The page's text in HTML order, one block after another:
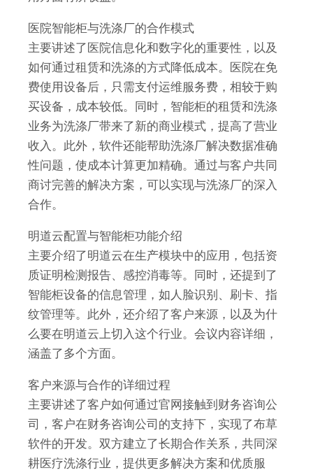
医院智能柜与洗涤厂的合作模式
主要讲述了医院信息化和数字化的重要性，以及
如何通过租赁和洗涤的方式降低成本。医院在免
费使用设备后，只需支付运维服务费，相较于购
买设备，成本较低。同时，智能柜的租赁和洗涤
业务为洗涤厂带来了新的商业模式，提高了营业
收入。此外，软件还能帮助洗涤厂解决数据准确
性问题，使成本计算更加精确。通过与客户共同
商讨完善的解决方案，可以实现与洗涤厂的深入
合作。
明道云配置与智能柜功能介绍
主要介绍了明道云在生产模块中的应用，包括资
质证明检测报告、感控消毒等。同时，还提到了
智能柜设备的信息管理，如人脸识别、刷卡、指
纹管理等。此外，还介绍了客户来源，以及为什
么要在明道云上切入这个行业。会议内容详细，
涵盖了多个方面。
客户来源与合作的详细过程
主要讲述了客户如何通过官网接触到财务咨询公
司，客户在财务咨询公司的支持下，实现了布草
软件的开发。双方建立了长期合作关系，共同深
耕医疗洗涤行业，提供更多解决方案和优质服